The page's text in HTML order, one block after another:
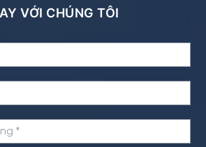
VỚI CHÚNG TÔI